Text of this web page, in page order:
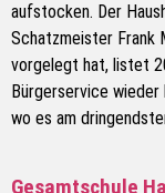
aufstocken. Der
Schatzmeister Frank
vorgelegt hat, listet
Bürgerservice
wo es am
Gesamtschule